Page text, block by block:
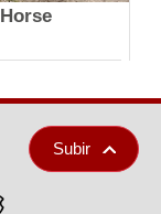
Subir